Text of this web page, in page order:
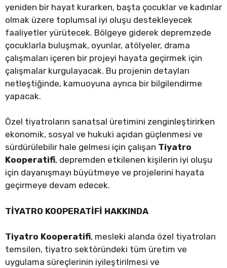
yeniden bir hayat kurarken, başta çocuklar ve kadınlar
olmak üzere toplumsal iyi oluşu destekleyecek
faaliyetler yürütecek. Bölgeye giderek depremzede
çocuklarla buluşmak, oyunlar, atölyeler, drama
çalışmaları içeren bir projeyi hayata geçirmek için
çalışmalar kurgulayacak. Bu projenin detayları
netleştiğinde, kamuoyuna ayrıca bir bilgilendirme
yapacak.
Özel tiyatroların sanatsal üretimini zenginleştirirken
ekonomik, sosyal ve hukuki açıdan güçlenmesi ve
sürdürülebilir hale gelmesi için çalışan Tiyatro
Kooperatifi, depremden etkilenen kişilerin iyi oluşu
için dayanışmayı büyütmeye ve projelerini hayata
geçirmeye devam edecek.
TİYATRO KOOPERATİFİ HAKKINDA
Tiyatro Kooperatifi, mesleki alanda özel tiyatroları
temsilen, tiyatro sektöründeki tüm üretim ve
uygulama süreçlerinin iyileştirilmesi ve